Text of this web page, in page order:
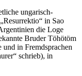
ungarisch-
in Sao
die Loge
Bruder Töhötöm
in Fremdsprachen
schrieb), in